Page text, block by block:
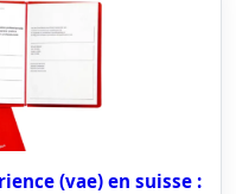
(vae) en suisse :